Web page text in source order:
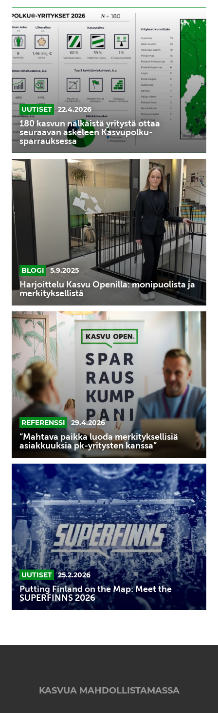
180
kasvun
nälkäistä
yritystä
ottaa
seuraavan
askeleen
Kasvupolku-
sparrauksessa
UUTISET 22.4.2026
180 kasvun nälkäistä yritystä ottaa
seuraavan askeleen Kasvupolku-
sparrauksessa
Harjoittelu
Kasvu
Openilla:
monipuolista
ja
merkityksellistä
BLOGI 5.9.2025
Harjoittelu Kasvu Openilla: monipuolista ja
merkityksellistä
“Mahtava
paikka
luoda
merkityksellisiä
asiakkuuksia
pk-
yritysten
kanssa”
REFERENSSI 29.4.2026
“Mahtava paikka luoda merkityksellisiä
asiakkuuksia pk-yritysten kanssa”
Putting
Finland
on
the
Map:
Meet
the
SUPERFINNS
2026
UUTISET 25.2.2026
Putting Finland on the Map: Meet the
SUPERFINNS 2026
KASVUA MAHDOLLISTAMASSA